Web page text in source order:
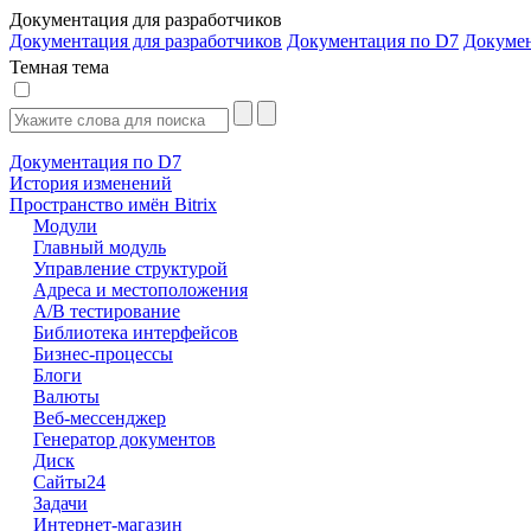
Документация для разработчиков
Документация для разработчиков Документация по D7
Темная тема
Документация по D7
История изменений
Пространство имён Bitrix
Модули
Главный модуль
Управление структурой
Адреса и местоположения
А/В тестирование
Библиотека интерфейсов
Бизнес-процессы
Блоги
Валюты
Веб-мессенджер
Генератор документов
Диск
Сайты24
Задачи
Интернет-магазин